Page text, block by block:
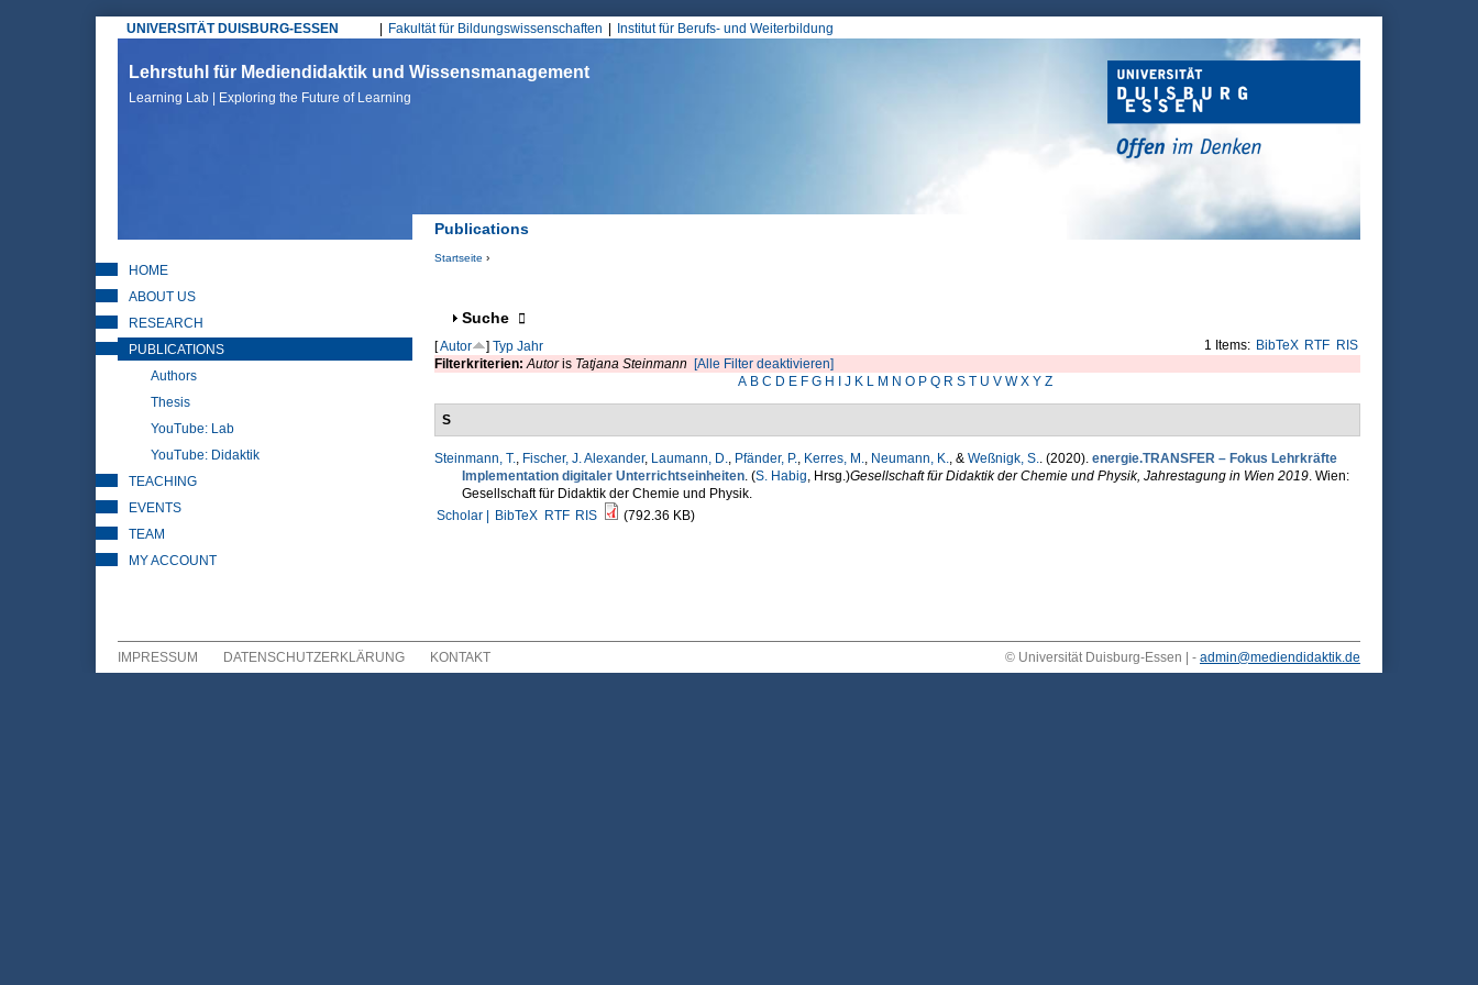
UNIVERSITÄT DUISBURG-ESSEN
Hauptmenü
Fakultät für Bildungswissenschaften Institut für Berufs- und Weiterbildung
Lehrstuhl für Mediendidaktik und Wissensmanagement
Learning Lab | Exploring the Future of Learning
Publications
Startseite ›
Anzeigen
Suche
1 Items: BibTeX RTF RIS
[Autor ] Typ Jahr
Filterkriterien:Autoris Tatjana Steinmann [Alle Filter deaktivieren]
A B C D E F G H J K L M N O P Q R S T U V W X Y Z
S
Steinmann, T., Fischer, J. Alexander, Laumann, D., Pfänder, P., Kerres, M., Neumann, K., & Weßnigk, S.. (2020). energie.TRANSFER – Fokus Lehrkräfte
Implementation digitaler Unterrichtseinheiten. (S. Habig, Hrsg.)Gesellschaft für Didaktik der Chemie und Physik, Jahrestagung in Wien 2019. Wien:
Gesellschaft für Didaktik der Chemie und Physik.
Scholar |
BibTeX RTF RIS (792.36 KB)
HOME
ABOUT US
RESEARCH
PUBLICATIONS
Authors
Thesis
YouTube: Lab
YouTube: Didaktik
TEACHING
EVENTS
TEAM
MY ACCOUNT
IMPRESSUM DATENSCHUTZERKLÄRUNG KONTAKT © Universität Duisburg-Essen | - admin@mediendidaktik.de